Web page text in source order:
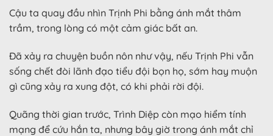
Cậu ta quay đầu nhìn Trịnh Phi bằng ánh mắt thâm
trầm, trong lòng có một cảm giác bất an.
Đã xảy ra chuyện buồn nôn như vậy, nếu Trịnh Phi vẫn
sống chết đòi lãnh đạo tiểu đội bọn họ, sớm hay muộn
gì cũng xảy ra xung đột, có khi phải rời đội.
Quãng thời gian trước, Trình Diệp còn mạo hiểm tính
mạng để cứu hắn ta, nhưng bây giờ trong ánh mắt chỉ